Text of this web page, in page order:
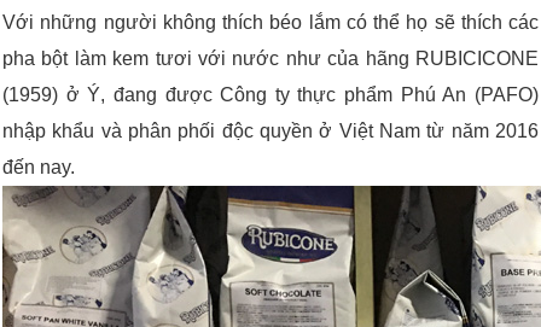
Với những người không thích béo lắm có thể họ sẽ thích các
pha bột làm kem tươi với nước như của hãng RUBICICONE
(1959) ở Ý, đang được Công ty thực phẩm Phú An (PAFO)
nhập khẩu và phân phối độc quyền ở Việt Nam từ năm 2016
đến nay.